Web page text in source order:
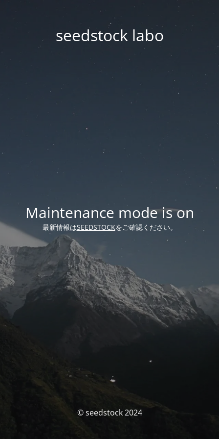
seedstock labo
Maintenance mode is on
最新情報はSEEDSTOCKをご確認ください。
© seedstock 2024